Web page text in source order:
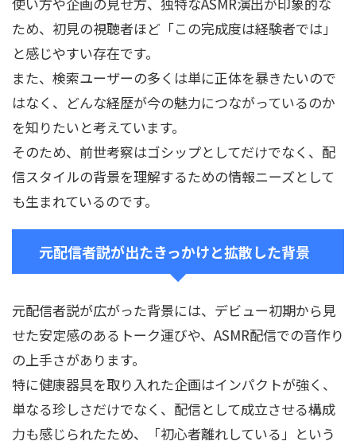
ため、初見の視聴者ほど「この完成度は経験者では」
と感じやすい存在です。
また、検索ユーザーの多くは単に正体を暴きたいので
はなく、どんな経歴が今の魅力につながっているのか
を知りたいと考えています。
そのため、前世考察はゴシップとしてだけでなく、配
信スタイルの背景を理解するための情報ニーズとして
も生まれているのです。
元配信者説が出たきっかけと拡散した背景
元配信者説が広がった背景には、デビュー初期から見
せた安定感のあるトーク運びや、ASMR配信での音作り
の上手さがあります。
特に健康器具を取り入れた企画はインパクトが強く、
単なる珍しさだけでなく、配信として成立させる構成
力も感じられたため、「初心者離れしている」という